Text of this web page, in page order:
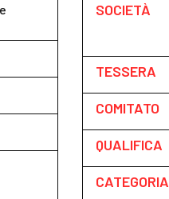
SOCIETÀ
TESSERA
COMITATO
QUALIFICA
CATEGORIA